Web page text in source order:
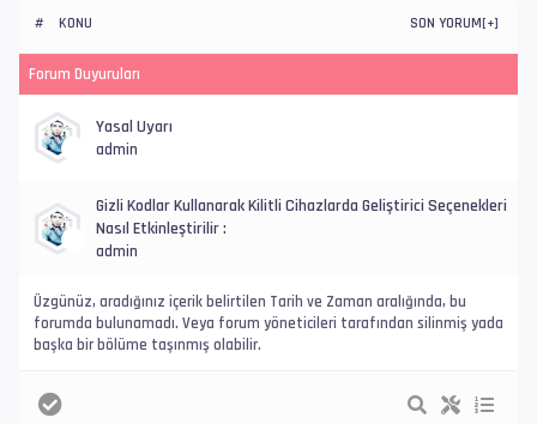
# KONU SON YORUM[+]
Forum Duyuruları
Yasal Uyarı
admin
Gizli Kodlar Kullanarak Kilitli Cihazlarda Geliştirici Seçenekleri
Nasıl Etkinleştirilir :
admin
Üzgünüz, aradığınız içerik belirtilen Tarih ve Zaman aralığında, bu
forumda bulunamadı. Veya forum yöneticileri tarafından silinmiş yada
başka bir bölüme taşınmış olabilir.